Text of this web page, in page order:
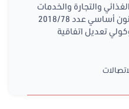
والتجارة والخدمات
ذات الصلة حول مشروع قانون أساسي عدد 2018/78
تعديل اتفاقية